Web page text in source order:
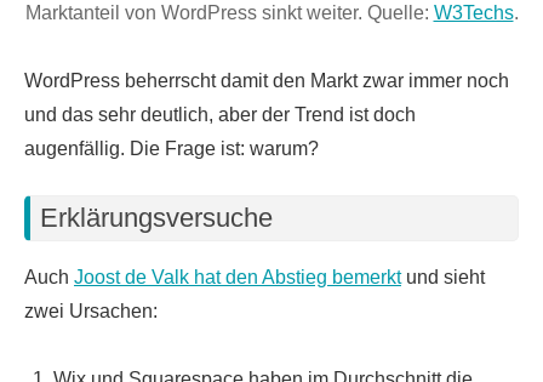
Marktanteil von WordPress sinkt weiter. Quelle: W3Techs.
WordPress beherrscht damit den Markt zwar immer noch
und das sehr deutlich, aber der Trend ist doch
augenfällig. Die Frage ist: warum?
Erklärungsversuche
Auch Joost de Valk hat den Abstieg bemerktund sieht
zwei Ursachen: